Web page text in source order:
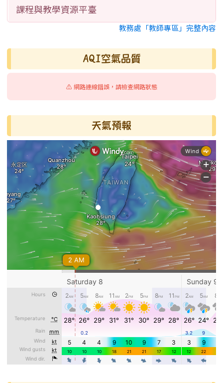
課程與教學資源平臺
教務處「教師專區」完整內容
AQI空氣品質
⚠️ 網路連線錯誤，請檢查網路狀態
天氣預報